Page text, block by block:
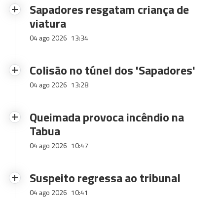
Sapadores resgatam criança de
viatura
04 ago 2026 13:34
Colisão no túnel dos 'Sapadores'
04 ago 2026 13:28
Queimada provoca incêndio na
Tabua
04 ago 2026 10:47
Suspeito regressa ao tribunal
04 ago 2026 10:41